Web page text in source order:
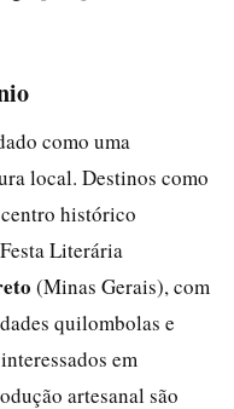
como uma
local. Destinos como
histórico
Literária
(Minas Gerais), com
quilombolas e
em
artesanal são